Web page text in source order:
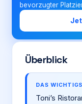
bevorzugter
Überblick
DAS
Toni’s